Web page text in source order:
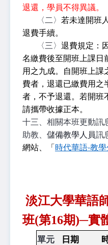
退還，學員不得異議。
〈二〉 若未達開班
退費手續。
〈三〉 退費規定：
名繳費後至開班上課日
用之九成。自開班上課
費者，退還已繳費用之
者，不予退還。若開班
請攜帶收據正本。
十三、相關本班更動訊
助教、 儲備教學人員訊
網站、「 時代華語-教學
淡江大學華語
班(第16期)─實
單元 日期